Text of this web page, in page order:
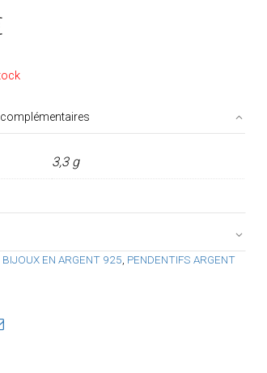
3,3 g
BIJOUX EN ARGENT 925 PENDENTIFS ARGENT